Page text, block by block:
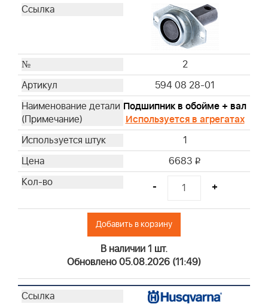
2
594 08 28-01
Подшипник в обойме + вал
Используется в агрегатах
1
6683 i
- +
Добавить в корзину
В наличии 1 шт.
Обновлено 05.08.2026 (11:49)